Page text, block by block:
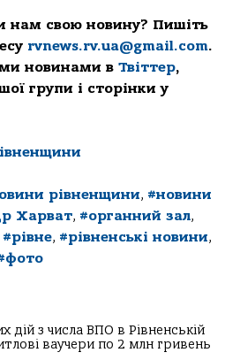
нам свою новину? Пишіть
rvnews.rv.ua@gmail.com.
новинами в Твіттер,
групи і сторінки у
рівненщини, #новини
Харват, #органний зал,
#рівне, #рівненські новини,
дій з числа ВПО в Рівненській
ваучери по 2 млн гривень